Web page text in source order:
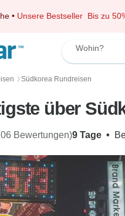
• Unsere Bestseller Bis zu
Wohin?
〉 Südkorea Rundreisen
über
9 Tage •
Bewertungen)